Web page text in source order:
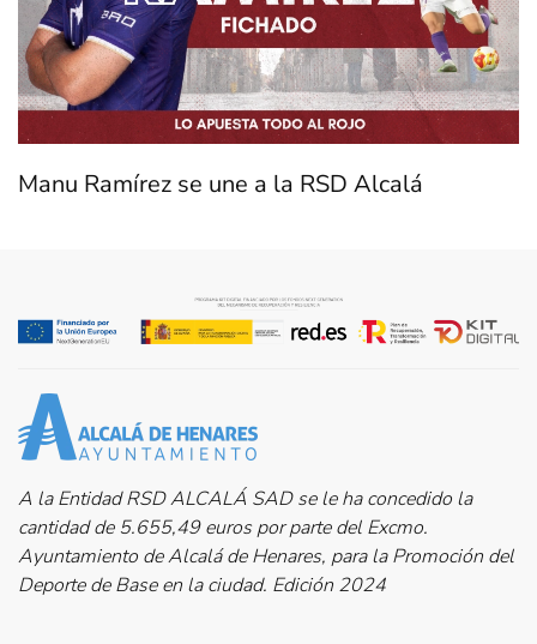
Manu Ramírez se une a la RSD Alcalá
A la Entidad RSD ALCALÁ SAD se le ha concedido la
cantidad de 5.655,49 euros por parte del Excmo.
Ayuntamiento de Alcalá de Henares, para la Promoción del
Deporte de Base en la ciudad. Edición 2024